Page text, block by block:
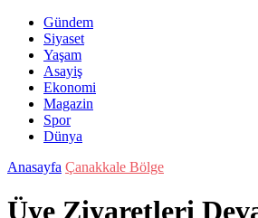
Gündem
Siyaset
Yaşam
Asayiş
Ekonomi
Magazin
Spor
Dünya
Anasayfa Çanakkale Bölge
Üye Ziyaretleri